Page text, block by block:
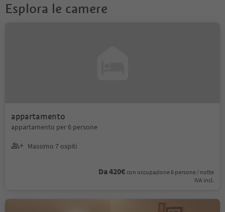
Esplora le camere
appartamento
appartamento per 6 persone
Massimo 7 ospiti
Da 420€ con occupazione 6 persone / notte
IVA incl.